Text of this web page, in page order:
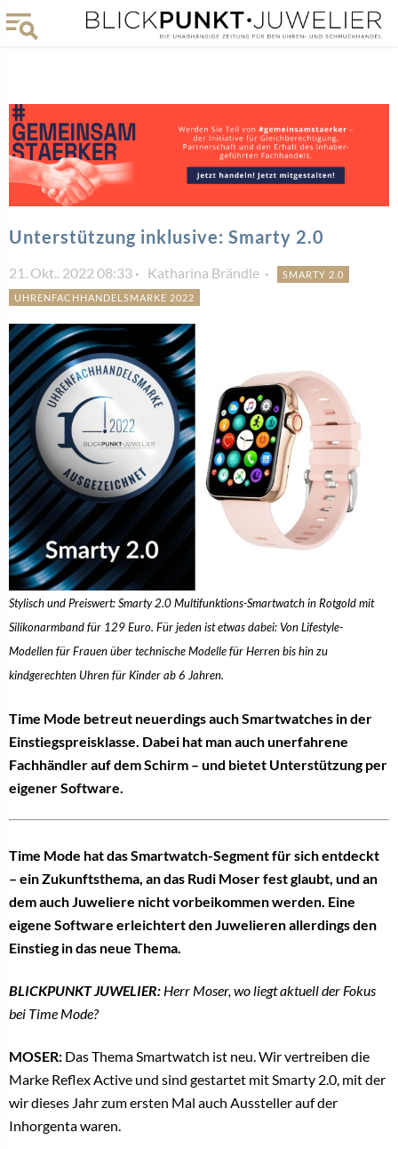
Unterstützung inklusive: Smarty 2.0
21. Okt.. 2022 08:33 Katharina Brändle
SMARTY 2.0
UHRENFACHHANDELSMARKE 2022
Stylisch und Preiswert: Smarty 2.0 Multifunktions-Smartwatch in Rotgold mit
Silikonarmband für 129 Euro. Für jeden ist etwas dabei: Von Lifestyle-
Modellen für Frauen über technische Modelle für Herren bis hin zu
kindgerechten Uhren für Kinder ab 6 Jahren.
Time Mode betreut neuerdings auch Smartwatches in der
Einstiegspreisklasse. Dabei hat man auch unerfahrene
Fachhändler auf dem Schirm – und bietet Unterstützung per
eigener Software.
Time Mode hat das Smartwatch-Segment für sich entdeckt
– ein Zukunftsthema, an das Rudi Moser fest glaubt, und an
dem auch Juweliere nicht vorbeikommen werden. Eine
eigene Software erleichtert den Juwelieren allerdings den
Einstieg in das neue Thema.
BLICKPUNKT JUWELIER: Herr Moser, wo liegt aktuell der Fokus
bei Time Mode?
MOSER: Das Thema Smartwatch ist neu. Wir vertreiben die
Marke Reflex Active und sind gestartet mit Smarty 2.0, mit der
wir dieses Jahr zum ersten Mal auch Aussteller auf der
Inhorgenta waren.